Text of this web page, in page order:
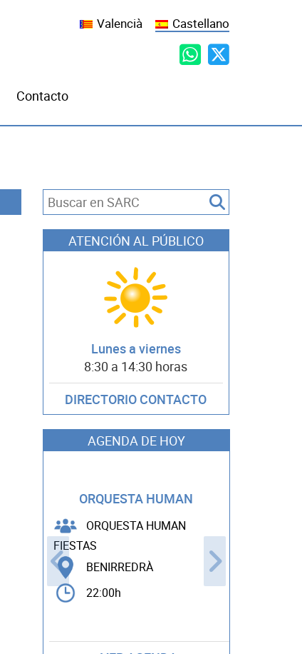
Valencià Castellano
Contacto
ATENCIÓN AL PÚBLICO
Lunes a viernes
8:30 a 14:30 horas
DIRECTORIO CONTACTO
AGENDA DE HOY
ORQUESTA HUMAN
ORQUESTA HUMAN
FIESTAS
BENIRREDRÀ
22:00h